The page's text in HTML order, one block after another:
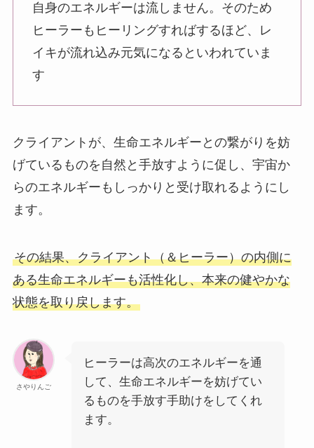
自身のエネルギーは流しません。そのため
ヒーラーもヒーリングすればするほど、レ
イキが流れ込み元気になるといわれていま
す
クライアントが、生命エネルギーとの繋がりを妨
げているものを自然と手放すように促し、宇宙か
らのエネルギーもしっかりと受け取れるようにし
ます。
その結果、クライアント（＆ヒーラー）の内側に
ある生命エネルギーも活性化し、本来の健やかな
状態を取り戻します。
さやりんご
ヒーラーは高次のエネルギーを通
して、生命エネルギーを妨げてい
るものを手放す手助けをしてくれ
ます。